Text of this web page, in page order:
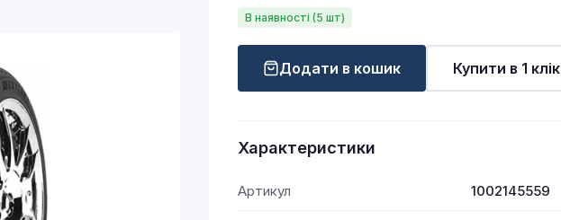
В наявності (5 шт)
Додати в кошик Купити в 1 клік
Характеристики
Артикул 1002145559